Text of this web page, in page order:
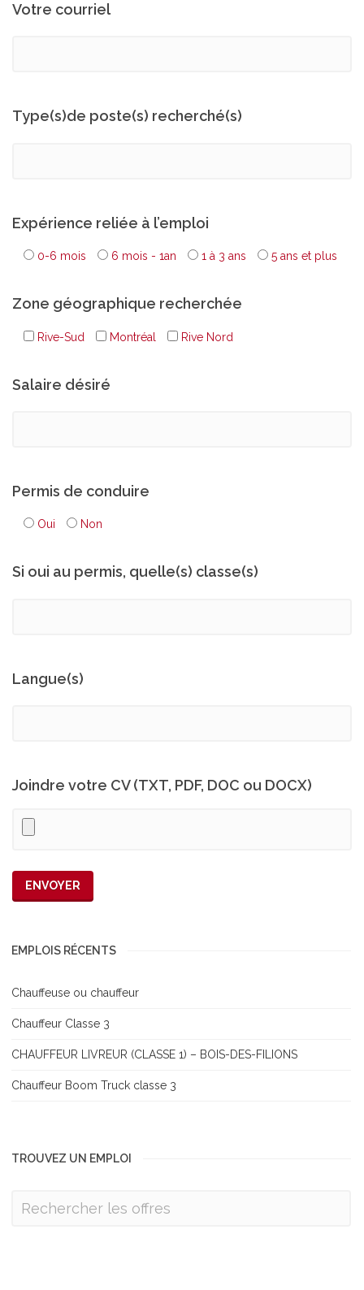
Votre courriel
Type(s)de poste(s) recherché(s)
Expérience reliée à l’emploi
0-6 mois 6 mois - 1an 1 à 3 ans 5 ans et plus
Zone géographique recherchée
Rive-Sud Montréal Rive Nord
Salaire désiré
Permis de conduire
Oui Non
Si oui au permis, quelle(s) classe(s)
Langue(s)
Joindre votre CV (TXT, PDF, DOC ou DOCX)
EMPLOIS RÉCENTS
Chauffeuse ou chauffeur
Chauffeur Classe 3
CHAUFFEUR LIVREUR (CLASSE 1) – BOIS-DES-FILIONS
Chauffeur Boom Truck classe 3
TROUVEZ UN EMPLOI